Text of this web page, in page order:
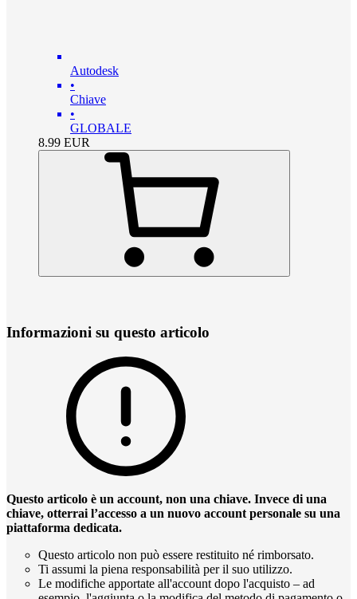
Autodesk
•
Chiave
•
GLOBALE
8.99 EUR
Informazioni su questo articolo
Questo articolo è un account, non una chiave. Invece di una
chiave, otterrai l’accesso a un nuovo account personale su una
piattaforma dedicata.
Questo articolo non può essere restituito né rimborsato.
Ti assumi la piena responsabilità per il suo utilizzo.
Le modifiche apportate all'account dopo l'acquisto – ad